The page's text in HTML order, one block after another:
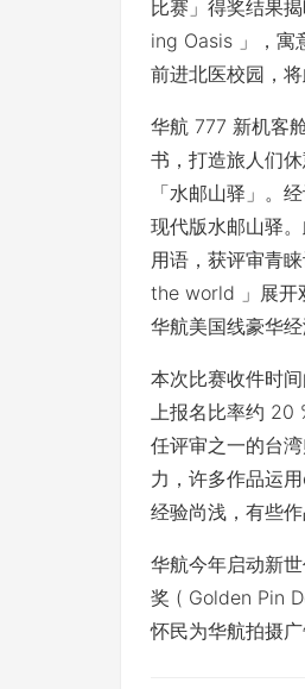
比赛」得奖结果
ing Oasis 」­，寓
前进北医校园，
华航 777 新机客
书，打造旅人们
「水邮山驿」。
现代版水邮山驿
用语，获评审青
the world 」展开
华航美国线豪华
本次比赛收件时
上报名比率约 20
任评审之一的台
力，许多作品运
经验尚浅，有些作
华航今年启动新
奖 ( Golden Pin
怀民为华航拍摄